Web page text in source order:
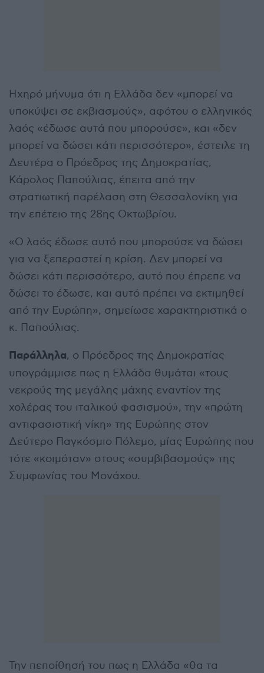
Ηχηρό μήνυμα ότι η Ελλάδα δεν «μπορεί να
υποκύψει σε εκβιασμούς», αφότου ο ελληνικός
λαός «έδωσε αυτά που μπορούσε», και «δεν
μπορεί να δώσει κάτι περισσότερο», έστειλε τη
Δευτέρα ο Πρόεδρος της Δημοκρατίας,
Κάρολος Παπούλιας, έπειτα από την
στρατιωτική παρέλαση στη Θεσσαλονίκη για
την επέτειο της 28ης Οκτωβρίου.
«Ο λαός έδωσε αυτό που μπορούσε να δώσει
για να ξεπεραστεί η κρίση. Δεν μπορεί να
δώσει κάτι περισσότερο, αυτό που έπρεπε να
δώσει το έδωσε, και αυτό πρέπει να εκτιμηθεί
από την Ευρώπη», σημείωσε χαρακτηριστικά ο
κ. Παπούλιας.
Παράλληλα, ο Πρόεδρος της Δημοκρατίας
υπογράμμισε πως η Ελλάδα θυμάται «τους
νεκρούς της μεγάλης μάχης εναντίον της
χολέρας του ιταλικού φασισμού», την «πρώτη
αντιφασιστική νίκη» της Ευρώπης στον
Δεύτερο Παγκόσμιο Πόλεμο, μίας Ευρώπης που
τότε «κοιμόταν» στους «συμβιβασμούς» της
Συμφωνίας του Μονάχου.
Την πεποίθησή του πως η Ελλάδα «θα τα